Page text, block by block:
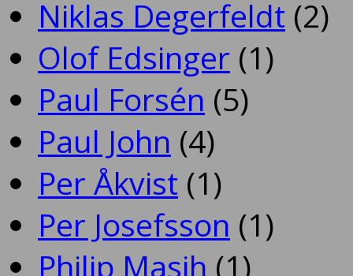
Niklas Degerfeldt (2)
Olof Edsinger (1)
Paul Forsén (5)
Paul John (4)
Per Åkvist (1)
Per Josefsson (1)
Philip Masih (1)